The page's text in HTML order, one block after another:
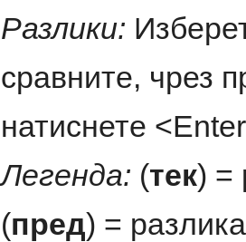
Разлики:
сравните, чрез
натиснете
Легенда: (тек) =
(пред) =